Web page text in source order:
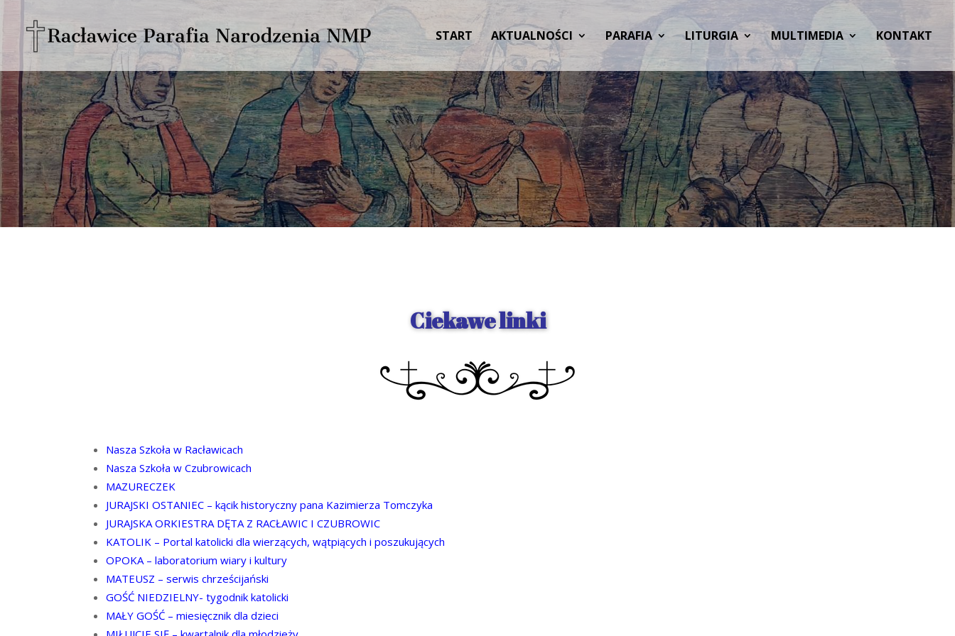
START AKTUALNOŚCI PARAFIA LITURGIA MULTIMEDIA KONTAKT
Ciekawe linki
Nasza Szkoła w Racławicach
Nasza Szkoła w Czubrowicach
MAZURECZEK
JURAJSKI OSTANIEC – kącik historyczny pana Kazimierza Tomczyka
JURAJSKA ORKIESTRA DĘTA Z RACŁAWIC I CZUBROWIC
KATOLIK – Portal katolicki dla wierzących, wątpiących i poszukujących
OPOKA – laboratorium wiary i kultury
MATEUSZ – serwis chrześcijański
GOŚĆ NIEDZIELNY- tygodnik katolicki
MAŁY GOŚĆ – miesięcznik dla dzieci